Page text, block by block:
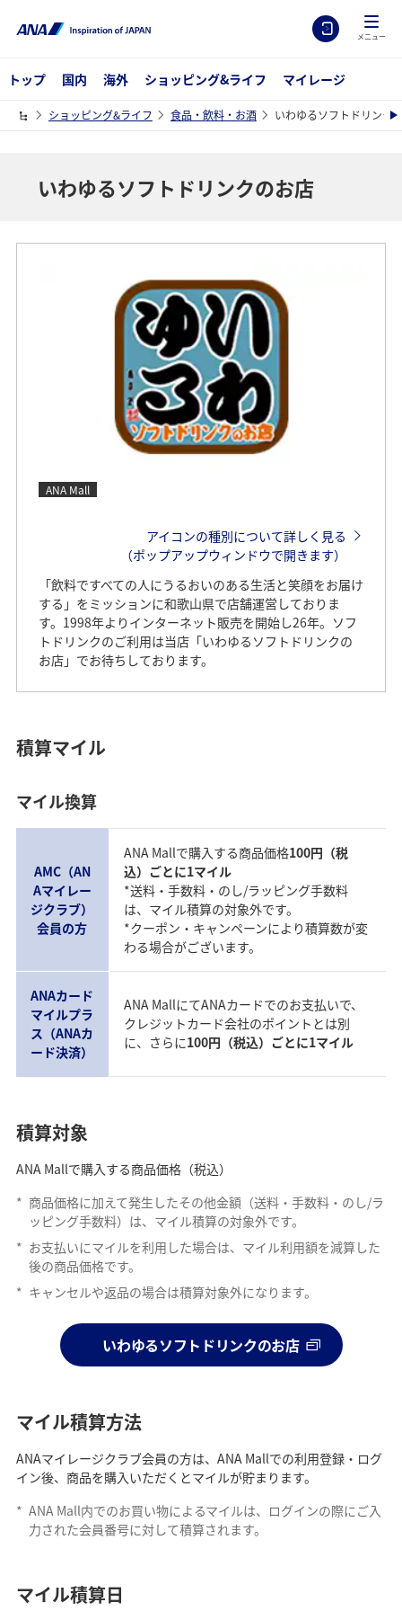
メニュー
トップ 国内 海外 ショッピング&ライフ マイレージ
ショッピング&ライフ 食品・飲料・お酒 いわゆるソフトドリンク
いわゆるソフトドリンクのお店
ANA Mall
アイコンの種別について詳しく見る
（ポップアップウィンドウで開きます）
「飲料ですべての人にうるおいのある生活と笑顔をお届け
する」をミッションに和歌山県で店舗運営しておりま
す。1998年よりインターネット販売を開始し26年。ソフ
トドリンクのご利用は当店「いわゆるソフトドリンクの
お店」でお待ちしております。
積算マイル
マイル換算
AMC（AN
Aマイレー
ジクラブ）
会員の方
ANA Mallで購入する商品価格100円（税
込）ごとに1マイル
*送料・手数料・のし/ラッピング手数料
は、マイル積算の対象外です。
*クーポン・キャンペーンにより積算数が変
わる場合がございます。
ANAカード
マイルプラ
ス（ANAカ
ード決済）
ANA MallにてANAカードでのお支払いで、
クレジットカード会社のポイントとは別
に、さらに100円（税込）ごとに1マイル
積算対象
ANA Mallで購入する商品価格（税込）
* 商品価格に加えて発生したその他金額（送料・手数料・のし/ラ
ッピング手数料）は、マイル積算の対象外です。
* お支払いにマイルを利用した場合は、マイル利用額を減算した
後の商品価格です。
* キャンセルや返品の場合は積算対象外になります。
いわゆるソフトドリンクのお店
マイル積算方法
ANAマイレージクラブ会員の方は、ANA Mallでの利用登録・ログ
イン後、商品を購入いただくとマイルが貯まります。
* ANA Mall内でのお買い物によるマイルは、ログインの際にご入
力された会員番号に対して積算されます。
マイル積算日